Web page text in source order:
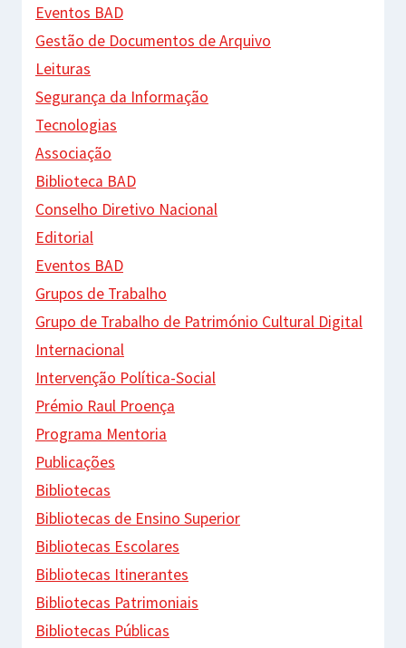
Eventos BAD
Gestão de Documentos de Arquivo
Leituras
Segurança da Informação
Tecnologias
Associação
Biblioteca BAD
Conselho Diretivo Nacional
Editorial
Eventos BAD
Grupos de Trabalho
Grupo de Trabalho de Património Cultural Digital
Internacional
Intervenção Política-Social
Prémio Raul Proença
Programa Mentoria
Publicações
Bibliotecas
Bibliotecas de Ensino Superior
Bibliotecas Escolares
Bibliotecas Itinerantes
Bibliotecas Patrimoniais
Bibliotecas Públicas